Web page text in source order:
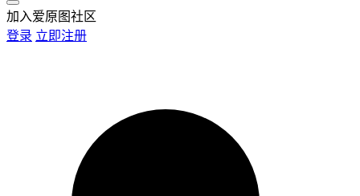
加入爱原图社区
登录 立即注册